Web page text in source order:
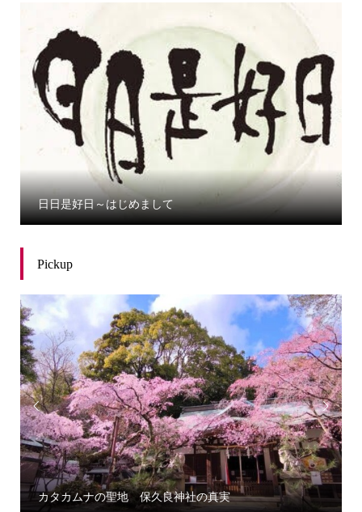
日日是好日～はじめまして
Pickup

カタカムナの聖地 保久良神社の真実
